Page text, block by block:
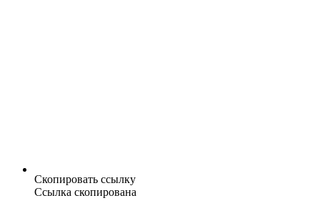
Скопировать ссылку
Ссылка скопирована